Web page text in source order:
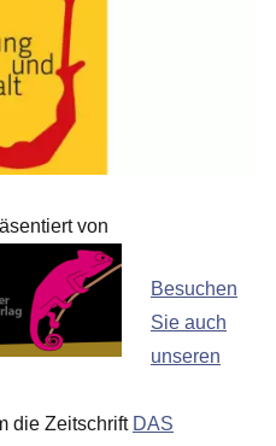
von
Besuchen
Sie auch
unseren
die Zeitschrift DAS